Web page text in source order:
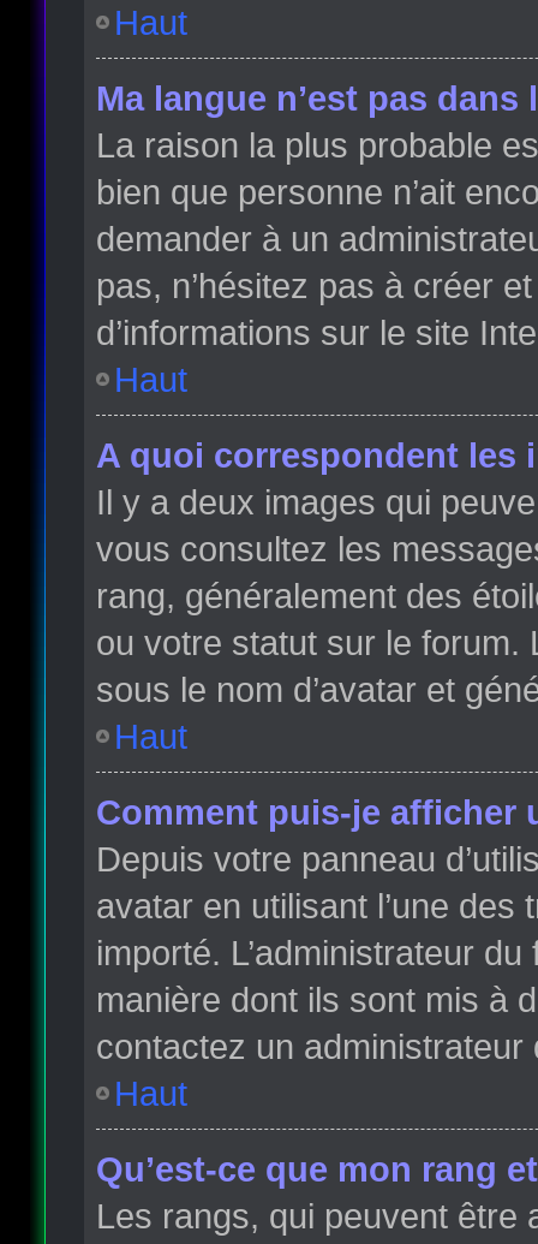
Haut
Ma langue n’est pas dans
La raison la plus probable
bien que personne n’ait
demander à un
pas, n’hésitez pas à créer
d’informations sur le site
Haut
A quoi correspondent les
Il y a deux images qui
vous consultez les
rang, généralement des
ou votre statut sur le forum.
sous le nom d’avatar et
Haut
Comment puis-je afficher
Depuis votre panneau
avatar en utilisant l’une
importé. L’administrateur
manière dont ils sont mis à
contactez un administrateur
Haut
Qu’est-ce que mon rang
Les rangs, qui peuvent être